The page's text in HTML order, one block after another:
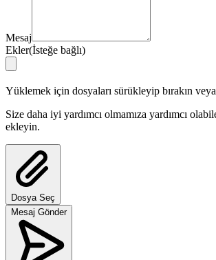
Mesaj
Ekler(İsteğe bağlı)
Yüklemek için dosyaları sürükleyip bırakın
Size daha iyi yardımcı olmamıza yardımcı
ekleyin.
Dosya Seç
Mesaj Gönder